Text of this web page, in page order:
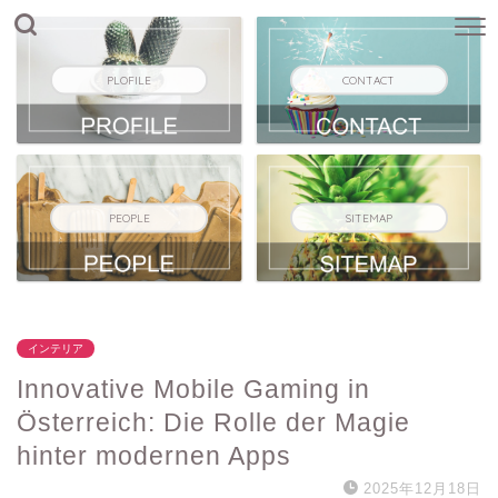
PLOFILE CONTACT
PEOPLE SITEMAP
インテリア
Innovative Mobile Gaming in
Österreich: Die Rolle der Magie
hinter modernen Apps
2025年12月18日